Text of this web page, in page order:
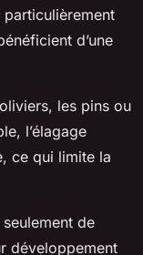
d’une
les pins ou
l’élagage
ce qui limite la
de
développement